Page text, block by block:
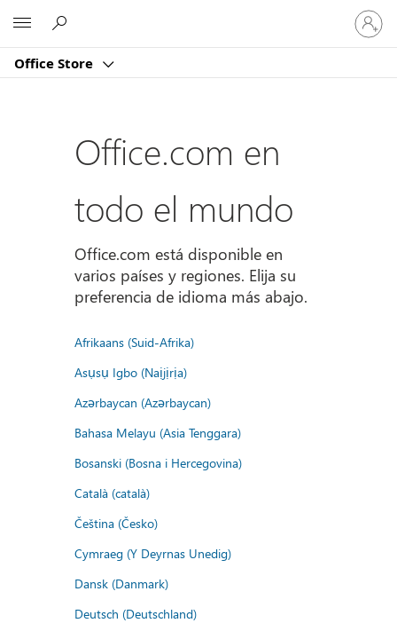
Office Store
Iniciar
sesión
en
cuenta
Office.com en
todo el mundo
Office.com está disponible en
varios países y regiones. Elija su
preferencia de idioma más abajo.
Afrikaans (Suid-Afrika)
Asụsụ Igbo (Naịjịrịa)
Azərbaycan (Azərbaycan)
Bahasa Melayu (Asia Tenggara)
Bosanski (Bosna i Hercegovina)
Català (català)
Čeština (Česko)
Cymraeg (Y Deyrnas Unedig)
Dansk (Danmark)
Deutsch (Deutschland)